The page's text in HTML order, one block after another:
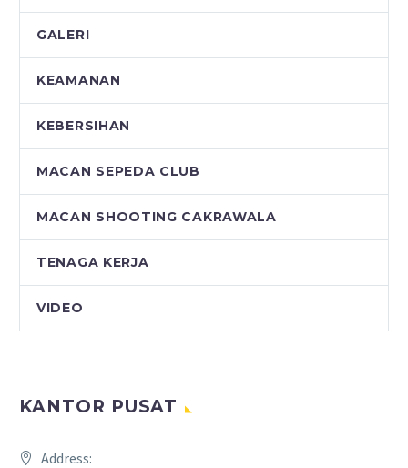
GALERI
KEAMANAN
KEBERSIHAN
MACAN SEPEDA CLUB
MACAN SHOOTING CAKRAWALA
TENAGA KERJA
VIDEO
KANTOR PUSAT
Address: